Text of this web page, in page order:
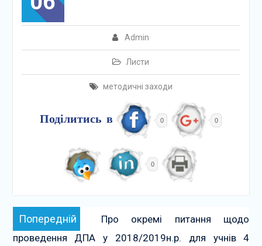
Admin
Листи
методичні заходи
Поділитись в 0 0
0
Навігація
записів
Попередній Попередній:
Про окремі питання щодо
проведення ДПА у 2018/2019н.р. для учнів 4